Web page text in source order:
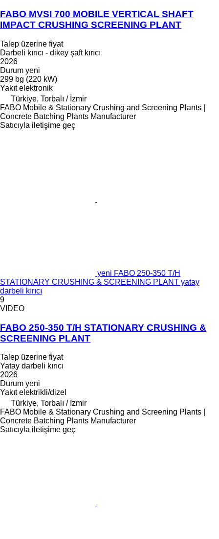
FABO MVSI 700 MOBILE VERTICAL SHAFT
IMPACT CRUSHING SCREENING PLANT
Talep üzerine fiyat
Darbeli kırıcı - dikey şaft kırıcı
2026
Durum yeni
299 bg (220 kW)
Yakıt elektronik
Türkiye, Torbalı / İzmir
FABO Mobile & Stationary Crushing and Screening Plants |
Concrete Batching Plants Manufacturer
Satıcıyla iletişime geç
yeni FABO 250-350 T/H
STATIONARY CRUSHING & SCREENING PLANT yatay
darbeli kırıcı
9
VIDEO
FABO 250-350 T/H STATIONARY CRUSHING &
SCREENING PLANT
Talep üzerine fiyat
Yatay darbeli kırıcı
2026
Durum yeni
Yakıt elektrikli/dizel
Türkiye, Torbalı / İzmir
FABO Mobile & Stationary Crushing and Screening Plants |
Concrete Batching Plants Manufacturer
Satıcıyla iletişime geç